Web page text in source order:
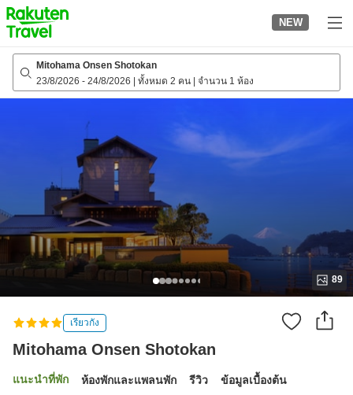
to
top
page
NEW
Mitohama Onsen Shotokan
23/8/2026 - 24/8/2026 ทั้งหมด 2 คน จำนวน 1 ห้อง
89
เรียวกัง
Mitohama Onsen Shotokan
แนะนำที่พัก ห้องพักและแพลนพัก รีวิว ข้อมูลเบื้องต้น